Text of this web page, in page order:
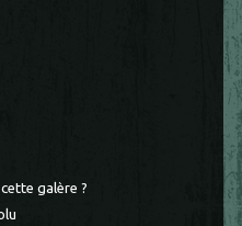
galère ?